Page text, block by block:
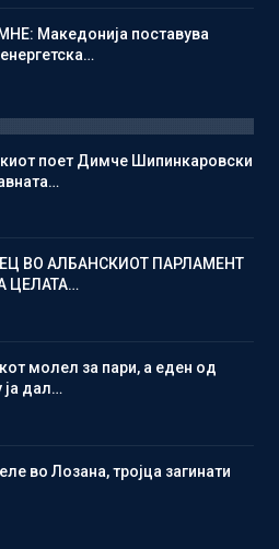
Македонија поставува
поет Димче Шипинкаровски
ВО АЛБАНСКИОТ ПАРЛАМЕНТ
ЦЕЛАТА…
молел за пари, а еден од
ја дал…
во Лозана, тројца загинати